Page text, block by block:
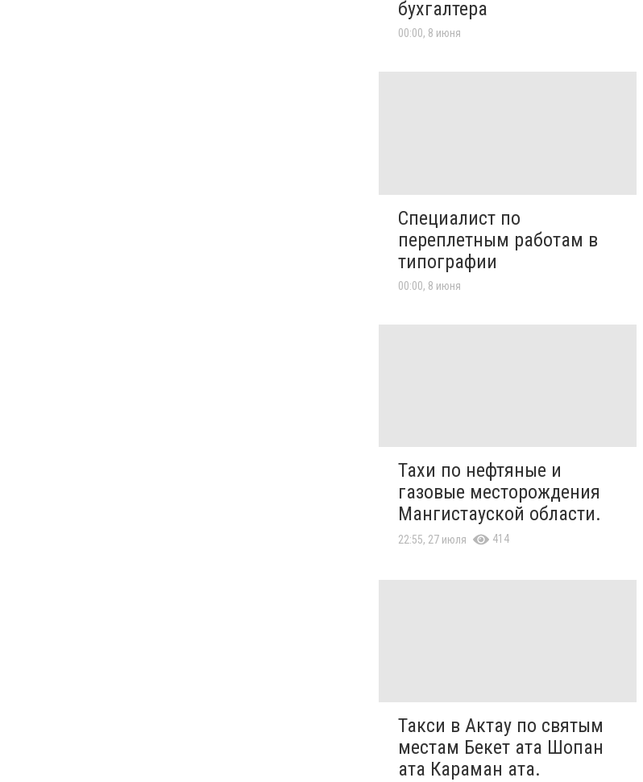
бухгалтера
00:00, 8 июня
Специалист по
переплетным работам в
типографии
00:00, 8 июня
Тахи по нефтяные и
газовые месторождения
Мангистауской области.
22:55, 27 июля 414
Такси в Актау по святым
местам Бекет ата Шопан
ата Караман ата.